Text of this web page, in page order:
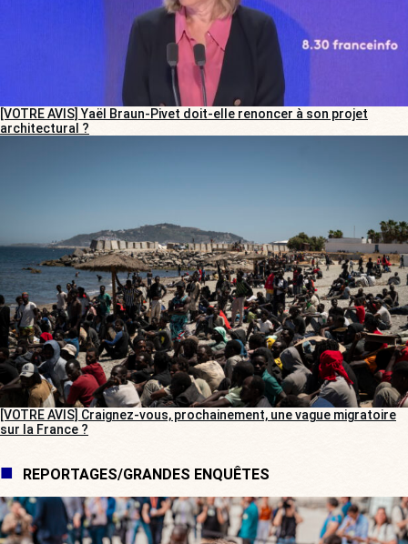
[VOTRE AVIS] Yaël Braun-Pivet doit-elle renoncer à son projet
architectural ?
[VOTRE AVIS] Craignez-vous, prochainement, une vague migratoire
sur la France ?
REPORTAGES/GRANDES ENQUÊTES